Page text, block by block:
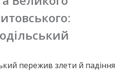
кримчаків, ймовірно, були
в давнину оселились уздовж
Генуї, Грузії та інших місць.
пережив злети й падіння